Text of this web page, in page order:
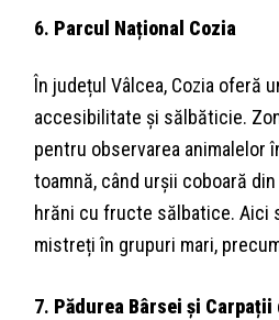
6. Parcul Național Cozia
În județul Vâlcea, Cozia oferă
accesibilitate și sălbăticie.
pentru observarea animalelor
toamnă, când urșii coboară
hrăni cu fructe sălbatice. Aici
mistreți în grupuri mari,
7. Pădurea Bârsei și Carpații